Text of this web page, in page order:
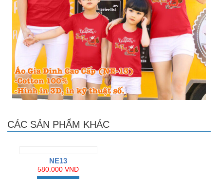
CÁC SẢN PHẨM KHÁC
NE13
580.000 VND